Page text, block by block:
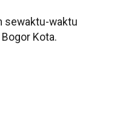
sewaktu-waktu
Kota.